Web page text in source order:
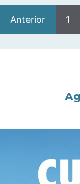
Anterior 1